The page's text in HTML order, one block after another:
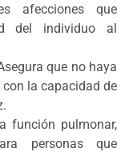
afecciones que
del individuo al
que no haya
la capacidad de
función pulmonar,
personas que